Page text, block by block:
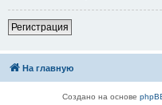
Регистрация
На главную
Создано на основе